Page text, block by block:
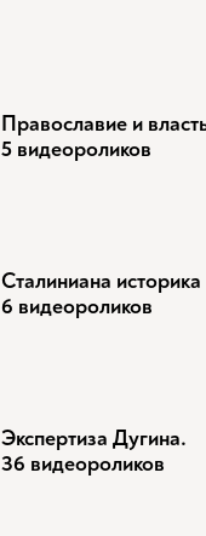
Православие и
5 видеороликов
Сталиниана
6 видеороликов
Экспертиза Дугина.
36 видеороликов